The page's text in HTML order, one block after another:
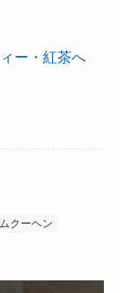
クーヘン